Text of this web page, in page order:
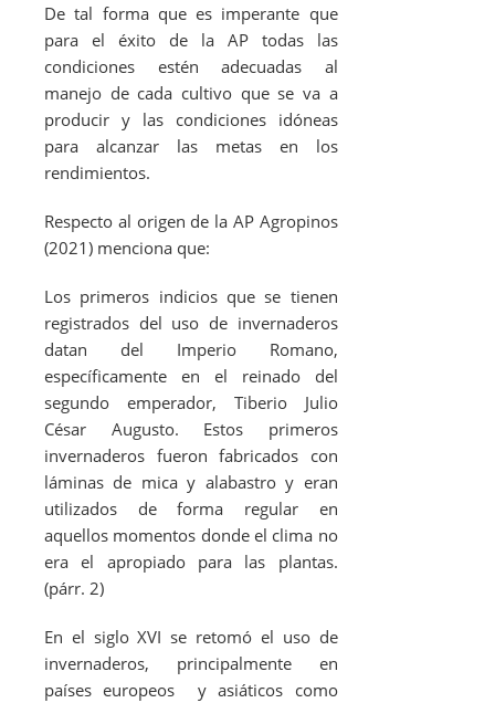
De tal forma que es imperante que
para el éxito de la AP todas las
condiciones estén adecuadas al
manejo de cada cultivo que se va a
producir y las condiciones idóneas
para alcanzar las metas en los
rendimientos.
Respecto al origen de la AP Agropinos
(2021) menciona que:
Los primeros indicios que se tienen
registrados del uso de invernaderos
datan del Imperio Romano,
específicamente en el reinado del
segundo emperador, Tiberio Julio
César Augusto. Estos primeros
invernaderos fueron fabricados con
láminas de mica y alabastro y eran
utilizados de forma regular en
aquellos momentos donde el clima no
era el apropiado para las plantas.
(párr. 2)
En el siglo XVI se retomó el uso de
invernaderos, principalmente en
países europeos y asiáticos como